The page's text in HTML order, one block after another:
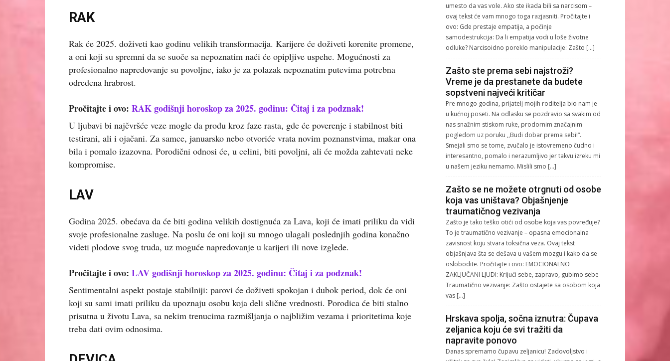
RAK
Rak će 2025. doživeti kao godinu velikih transformacija. Karijere će doživeti korenite promene,
a oni koji su spremni da se suoče sa nepoznatim naći će opipljive uspehe. Mogućnosti za
profesionalno napredovanje su povoljne, iako je za polazak nepoznatim putevima potrebna
određena hrabrost.
Pročitajte i ovo: RAK godišnji horoskop za 2025. godinu: Čitaj i za podznak!
U ljubavi bi najčvršće veze mogle da prođu kroz faze rasta, gde će poverenje i stabilnost biti
testirani, ali i ojačani. Za samce, januarsko nebo otvoriće vrata novim poznanstvima, makar ona
bila i pomalo izazovna. Porodični odnosi će, u celini, biti povoljni, ali će možda zahtevati neke
kompromise.
LAV
Godina 2025. obećava da će biti godina velikih dostignuća za Lava, koji će imati priliku da vidi
svoje profesionalne zasluge. Na poslu će oni koji su mnogo ulagali poslednjih godina konačno
videti plodove svog truda, uz moguće napredovanje u karijeri ili nove izglede.
Pročitajte i ovo: LAV godišnji horoskop za 2025. godinu: Čitaj i za podznak!
Sentimentalni aspekt postaje stabilniji: parovi će doživeti spokojan i dubok period, dok će oni
koji su sami imati priliku da upoznaju osobu koja deli slične vrednosti. Porodica će biti stalno
prisutna u životu Lava, sa nekim trenucima razmišljanja o najbližim vezama i prioritetima koje
treba dati ovim odnosima.
umesto da vas vole. Ako ste ikada bili sa narcisom –
ovaj tekst će vam mnogo toga razjasniti. Pročitajte i
ovo: Gde prestaje empatija, a počinje
samodestrukcija: Da li empatija vodi u loše životne
odluke? Narcisoidno poreklo manipulacije: Zašto […]
Zašto ste prema sebi najstroži?
Vreme je da prestanete da budete
sopstveni najveći kritičar
Pre mnogo godina, prijatelj mojih roditelja bio nam je
u kućnoj poseti. Na odlasku se pozdravio sa svakim od
nas snažnim stiskom ruke, prodornim značajnim
pogledom uz poruku ,,Budi dobar prema sebi!“.
Smejali smo se tome, zvučalo je istovremeno čudno i
interesantno, pomalo i nerazumljivo jer takvu izreku mi
u našem jeziku nemamo. Mislili smo […]
Zašto se ne možete otrgnuti od osobe
koja vas uništava? Objašnjenje
traumatičnog vezivanja
Zašto je tako teško otići od osobe koja vas povređuje?
To je traumatično vezivanje – opasna emocionalna
zavisnost koju stvara toksična veza. Ovaj tekst
objašnjava šta se dešava u vašem mozgu i kako da se
oslobodite. Pročitajte i ovo: EMOCIONALNO
ZAKLJUČANI LJUDI: Krijući sebe, zapravo, gubimo sebe
Traumatično vezivanje: Zašto ostajete sa osobom koja
vas […]
Hrskava spolja, sočna iznutra: Čupava
zeljanica koju će svi tražiti da
napravite ponovo
Danas spremamo čupavu zeljanicu! Zadovoljstvo i